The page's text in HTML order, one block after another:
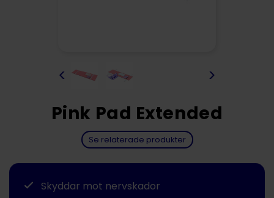
>
<
Pink Pad Extended
Se relaterade produkter
Skyddar mot nervskador